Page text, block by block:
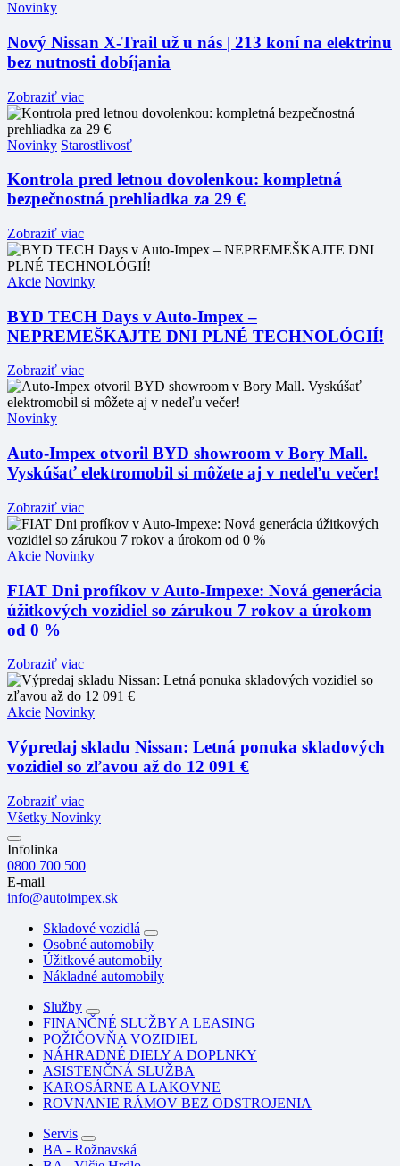
Novinky
Nový Nissan X-Trail už u nás | 213 koní na elektrinu
bez nutnosti dobíjania
Zobraziť viac
Novinky Starostlivosť
Kontrola pred letnou dovolenkou: kompletná
bezpečnostná prehliadka za 29 €
Zobraziť viac
Akcie Novinky
BYD TECH Days v Auto-Impex –
NEPREMEŠKAJTE DNI PLNÉ TECHNOLÓGIÍ!
Zobraziť viac
Novinky
Auto-Impex otvoril BYD showroom v Bory Mall.
Vyskúšať elektromobil si môžete aj v nedeľu večer!
Zobraziť viac
Akcie Novinky
FIAT Dni profíkov v Auto-Impexe: Nová generácia
úžitkových vozidiel so zárukou 7 rokov a úrokom
od 0 %
Zobraziť viac
Akcie Novinky
Výpredaj skladu Nissan: Letná ponuka skladových
vozidiel so zľavou až do 12 091 €
Zobraziť viac
Všetky Novinky
Infolinka
0800 700 500
E-mail
info@autoimpex.sk
Skladové vozidlá
Osobné automobily
Úžitkové automobily
Nákladné automobily
Služby
FINANČNÉ SLUŽBY A LEASING
POŽIČOVŇA VOZIDIEL
NÁHRADNÉ DIELY A DOPLNKY
ASISTENČNÁ SLUŽBA
KAROSÁRNE A LAKOVNE
ROVNANIE RÁMOV BEZ ODSTROJENIA
Servis
BA - Rožnavská